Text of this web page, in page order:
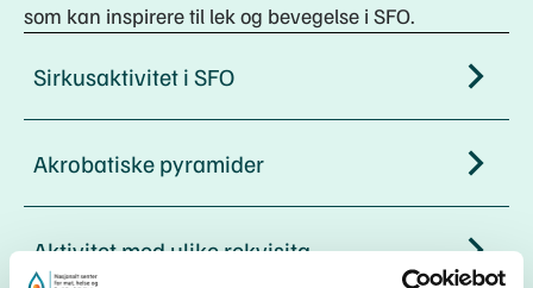
som kan inspirere til lek og bevegelse i SFO.
Sirkusaktivitet i SFO
Akrobatiske pyramider
Aktivitet med ulike rekvisita